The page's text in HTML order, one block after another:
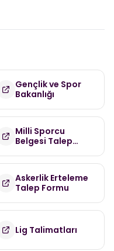
Gençlik ve Spor
Bakanlığı
Milli Sporcu
Belgesi Talep
Askerlik Erteleme
Talep Formu
Lig Talimatları